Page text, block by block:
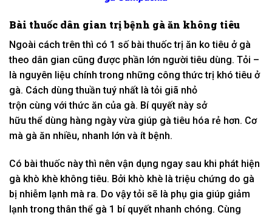
Bài thuốc dân gian trị bệnh gà ăn không tiêu
Ngoài cách trên thì có 1 số bài thuốc trị ăn ko tiêu ở gà
theo dân gian cũng được phần lớn ngườitiêu dùng. Tỏi –
là nguyên liệu chính trong những công thức trị khó tiêu ở
gà. Cách dùng thuần tuý nhất là tỏi giã nhỏ
trộn cùng với thức ăn của gà. Bí quyết này sở
hữu thể dùng hàng ngày vừa giúp gà tiêu hóa rẻ hơn. Cơ
mà gà ăn nhiều, nhanh lớn và ít bệnh.
Có bài thuốc này thì nên vận dụng ngay sau khi phát hiện
gà khò khè không tiêu. Bởi khò khè là triệu chứng do gà
bị nhiễm lạnh mà ra. Do vậytỏi sẽ là phụ gia giúp giảm
lạnh trongthân thể gà 1 bí quyết nhanh chóng. Cùng